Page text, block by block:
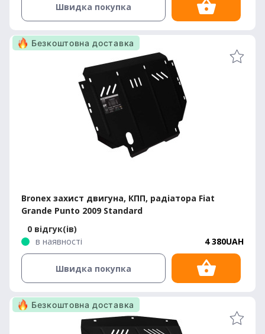
Швидка покупка
Bronex захист двигуна, КПП, радіатора Fiat
Grande Punto 2009 Standard
0 відгук(ів)
в наявності
4 380UAH
Безкоштовна доставка
Швидка покупка
Безкоштовна доставка